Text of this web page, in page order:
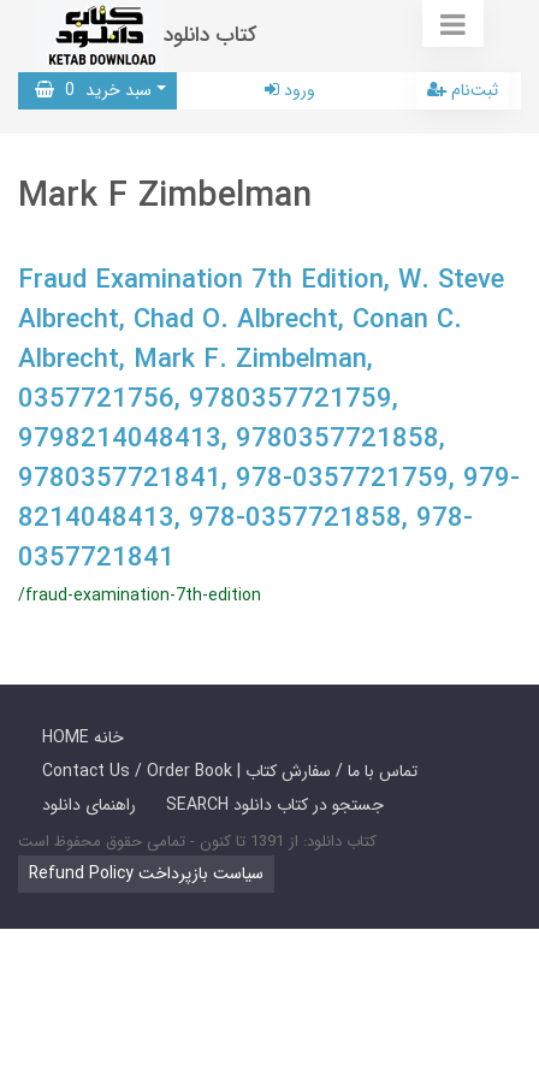
کتاب دانلود
سبد خرید 0 ورود ثبت‌نام
Mark F Zimbelman
Fraud Examination 7th Edition, W. Steve
Albrecht, Chad O. Albrecht, Conan C.
Albrecht, Mark F. Zimbelman,
0357721756, 9780357721759,
9798214048413, 9780357721858,
9780357721841, 978-0357721759, 979-
8214048413, 978-0357721858, 978-
0357721841
/fraud-examination-7th-edition
HOME خانه
Contact Us / Order Book | تماس با ما / سفارش کتاب
راهنمای دانلود
SEARCH جستجو در کتاب دانلود
کتاب دانلود: از 1391 تا کنون - تمامی حقوق محفوظ است
Refund Policy سیاست بازپرداخت